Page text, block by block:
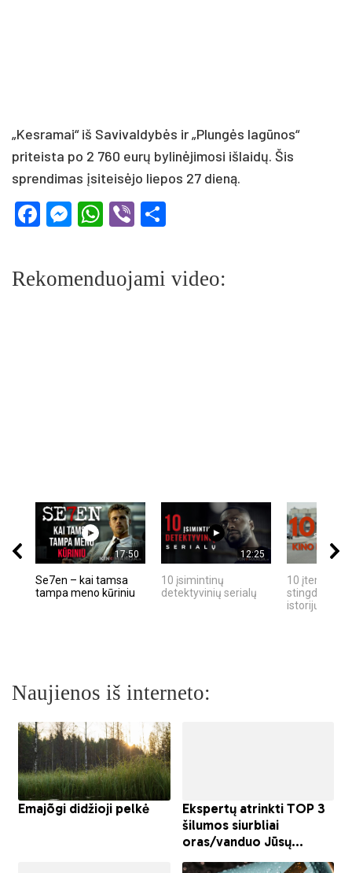
„Kesramai“ iš Savivaldybės ir „Plungės lagūnos“
priteista po 2 760 eurų bylinėjimosi išlaidų. Šis
sprendimas įsiteisėjo liepos 27 dieną.
Facebook
Messenger
WhatsApp
Viber
Rekomenduojami video:
17:50
Se7en – kai tamsa
tampa meno kūriniu
12:25
10 įsimintinų
detektyvinių serialų
10 įtemptų,
stingdančių
istorijų
Naujienos iš interneto: